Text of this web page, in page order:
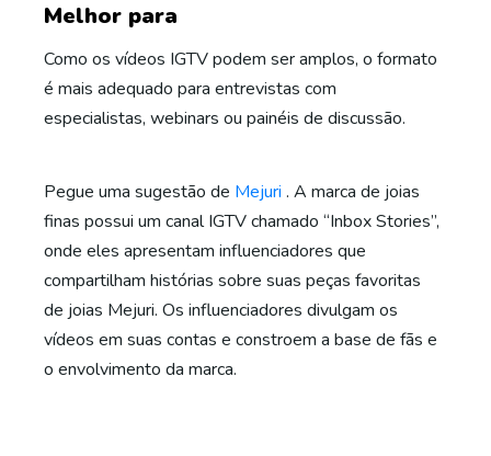
Melhor para
Como os vídeos IGTV podem ser amplos, o formato
é mais adequado para entrevistas com
especialistas, webinars ou painéis de discussão.
Pegue uma sugestão de Mejuri . A marca de joias
finas possui um canal IGTV chamado “Inbox Stories”,
onde eles apresentam influenciadores que
compartilham histórias sobre suas peças favoritas
de joias Mejuri. Os influenciadores divulgam os
vídeos em suas contas e constroem a base de fãs e
o envolvimento da marca.